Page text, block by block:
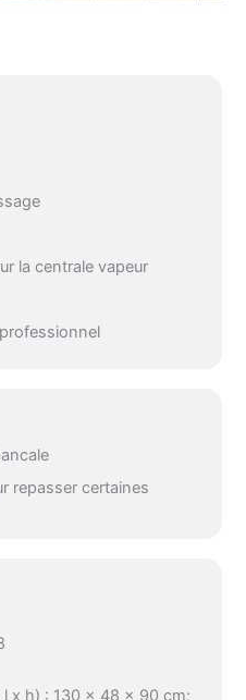
la centrale vapeur
repasser certaines
x h) : 130 x 48 x 90 cm;